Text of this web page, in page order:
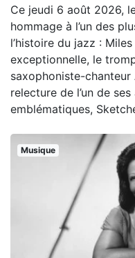
Ce jeudi 6 août 2026,
hommage à l’un des
l’histoire du jazz :
exceptionnelle, le
saxophoniste-
relecture de l’un de
emblématiques,
Musique